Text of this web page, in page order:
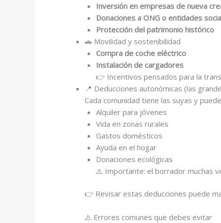
Inversión en empresas de nueva
Donaciones a ONG o entidades
Protección del patrimonio histórico
🚗 Movilidad y sostenibilidad
Compra de coche eléctrico
Instalación de cargadores
👉 Incentivos pensados para la
📍 Deducciones autonómicas (las
Cada comunidad tiene las suyas y
Alquiler para jóvenes
Vida en zonas rurales
Gastos domésticos
Ayuda en el hogar
Donaciones ecológicas
⚠️ Importante: el borrador muchas
👉 Revisar estas deducciones puede
⚠️ Errores comunes que debes evitar